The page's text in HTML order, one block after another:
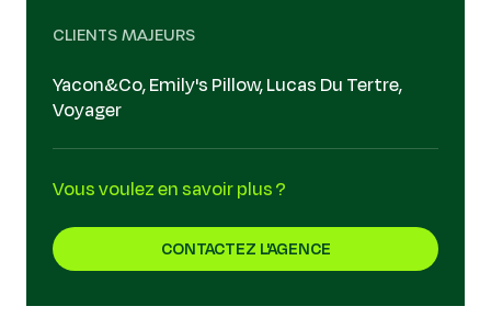
CLIENTS MAJEURS
Yacon&Co, Emily's Pillow, Lucas Du Tertre,
Voyager
Vous voulez en savoir plus ?
CONTACTEZ L'AGENCE